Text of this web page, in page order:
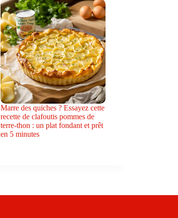
Marre des quiches ? Essayez cette
recette de clafoutis pommes de
terre-thon : un plat fondant et prêt
en 5 minutes